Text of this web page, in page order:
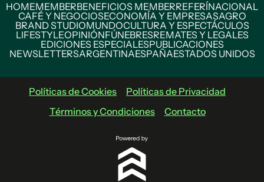
HOMEMEMBERBENEFICIOS MEMBERREFERÍNACIONAL
CAFÉ Y NEGOCIOSECONOMÍA Y EMPRESASAGRO
BRAND STUDIOMUNDOCULTURA Y ESPECTÁCULOS
LIFESTYLEOPINIÓNFÚNEBRESREMATES Y LEGALES
EDICIONES ESPECIALESPUBLICACIONES
NEWSLETTERSARGENTINAESPAÑAESTADOS UNIDOS
Políticas de Cookies
Políticas de Privacidad
Términos y Condiciones
Contacto